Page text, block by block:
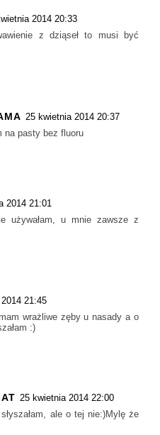
2014 20:33
z dziąseł to musi być
25 kwietnia 2014 20:37
na pasty bez fluoru
2014 21:01
używałam, u mnie zawsze z
21:45
wrażliwe zęby u nasady a o
:)
25 kwietnia 2014 22:00
ale o tej nie:)Mylę że